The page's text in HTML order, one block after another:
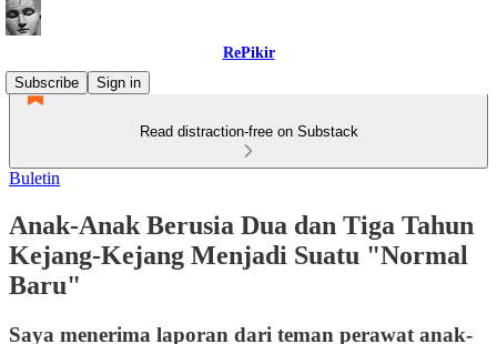
RePikir
Subscribe
Sign in
Read distraction-free on Substack
Buletin
Anak-Anak Berusia Dua dan Tiga Tahun
Kejang-Kejang Menjadi Suatu "Normal
Baru"
Saya menerima laporan dari teman perawat anak-